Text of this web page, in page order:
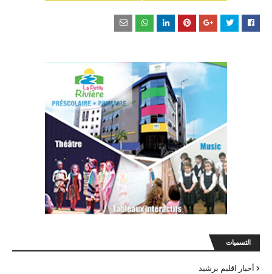
التسميات
أخبار اقليم برشيد